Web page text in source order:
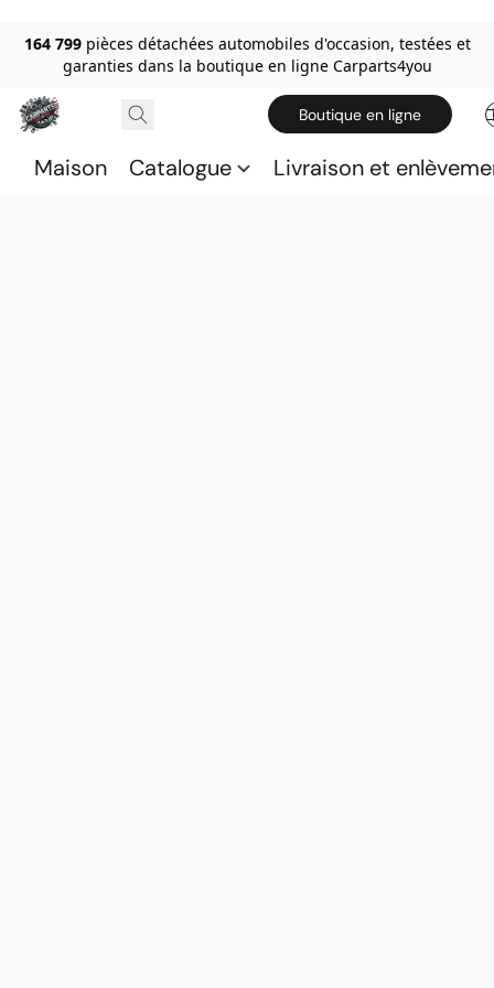
164 799 pièces détachées automobiles d'occasion, testées et
garanties dans la boutique en ligne Carparts4you
Boutique en ligne
Maison Catalogue Livraison et